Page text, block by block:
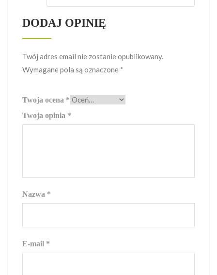
DODAJ OPINIĘ
Twój adres email nie zostanie opublikowany.
Wymagane pola są oznaczone *
Twoja ocena *
Twoja opinia *
Nazwa *
E-mail *